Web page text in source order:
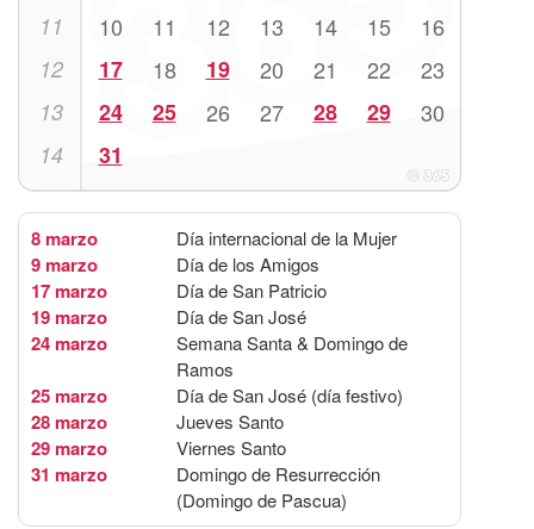
11 10 11 12 13 14 15 16
12 17 18 19 20 21 22 23
13 24 25 26 27 28 29 30
14 31
8 marzo Día internacional de la Mujer
9 marzo Día de los Amigos
17 marzo Día de San Patricio
19 marzo Día de San José
24 marzo
Semana Santa & Domingo de
Ramos
25 marzo Día de San José (día festivo)
28 marzo Jueves Santo
29 marzo Viernes Santo
31 marzo
Domingo de Resurrección
(Domingo de Pascua)